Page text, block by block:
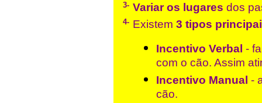
3- Variar os lugares dos
4- Existem 3 tipos
Incentivo Verbal -
com o cão. Assim
Incentivo Manual -
cão.